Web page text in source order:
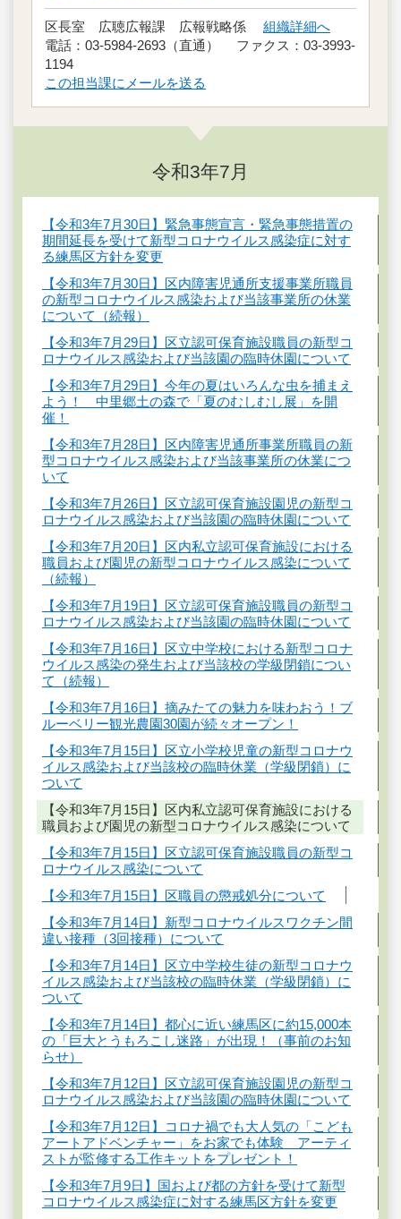
区長室 広聴広報課 広報戦略係 組織詳細へ
電話：03-5984-2693（直通） ファクス：03-3993-
1194
この担当課にメールを送る
令和3年7月
【令和3年7月30日】緊急事態宣言・緊急事態措置の
期間延長を受けて新型コロナウイルス感染症に対す
る練馬区方針を変更
【令和3年7月30日】区内障害児通所支援事業所職員
の新型コロナウイルス感染および当該事業所の休業
について（続報）
【令和3年7月29日】区立認可保育施設職員の新型コ
ロナウイルス感染および当該園の臨時休園について
【令和3年7月29日】今年の夏はいろんな虫を捕まえ
よう！ 中里郷土の森で「夏のむしむし展」を開
催！
【令和3年7月28日】区内障害児通所事業所職員の新
型コロナウイルス感染および当該事業所の休業につ
いて
【令和3年7月26日】区立認可保育施設園児の新型コ
ロナウイルス感染および当該園の臨時休園について
【令和3年7月20日】区内私立認可保育施設における
職員および園児の新型コロナウイルス感染について
（続報）
【令和3年7月19日】区立認可保育施設職員の新型コ
ロナウイルス感染および当該園の臨時休園について
【令和3年7月16日】区立中学校における新型コロナ
ウイルス感染の発生および当該校の学級閉鎖につい
て（続報）
【令和3年7月16日】摘みたての魅力を味わおう！ブ
ルーベリー観光農園30園が続々オープン！
【令和3年7月15日】区立小学校児童の新型コロナウ
イルス感染および当該校の臨時休業（学級閉鎖）に
ついて
【令和3年7月15日】区内私立認可保育施設における
職員および園児の新型コロナウイルス感染について
【令和3年7月15日】区立認可保育施設職員の新型コ
ロナウイルス感染について
【令和3年7月15日】区職員の懲戒処分について
【令和3年7月14日】新型コロナウイルスワクチン間
違い接種（3回接種）について
【令和3年7月14日】区立中学校生徒の新型コロナウ
イルス感染および当該校の臨時休業（学級閉鎖）に
ついて
【令和3年7月14日】都心に近い練馬区に約15,000本
の「巨大とうもろこし迷路」が出現！（事前のお知
らせ）
【令和3年7月12日】区立認可保育施設園児の新型コ
ロナウイルス感染および当該園の臨時休園について
【令和3年7月12日】コロナ禍でも大人気の「こども
アートアドベンチャー」をお家でも体験 アーティ
ストが監修する工作キットをプレゼント！
【令和3年7月9日】国および都の方針を受けて新型
コロナウイルス感染症に対する練馬区方針を変更